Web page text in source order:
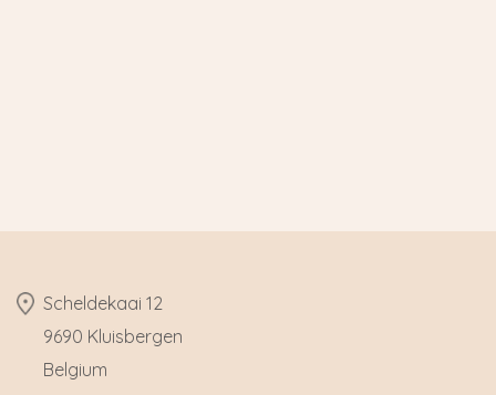
​Scheldekaai 12
9690 Kluisbergen
​Belgium